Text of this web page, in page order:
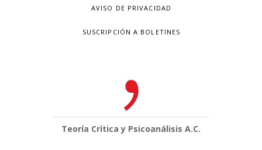
AVISO DE PRIVACIDAD
SUSCRIPCIÓN A BOLETINES
Teoría Crítica y Psicoanálisis A.C.